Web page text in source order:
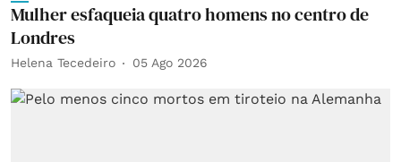
Mulher esfaqueia quatro homens no centro de
Londres
Helena Tecedeiro 05 Ago 2026